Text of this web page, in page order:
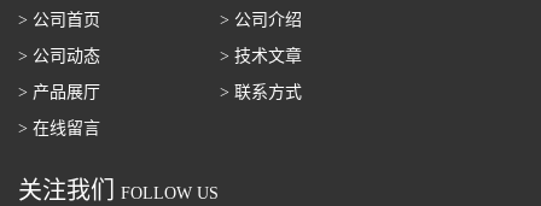
> 公司首页
> 公司介绍
> 公司动态
> 技术文章
> 产品展厅
> 联系方式
> 在线留言
关注我们 FOLLOW US